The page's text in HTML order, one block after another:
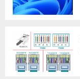
省钱帮
登录